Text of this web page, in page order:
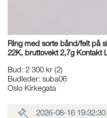
Ring med sorte bånd/felt på
22K, bruttovekt 2,7g Kontakt
Bud: 2 300 kr (2)
Budleder: suba06
Oslo Kirkegata
2026-08-16 19:32:30